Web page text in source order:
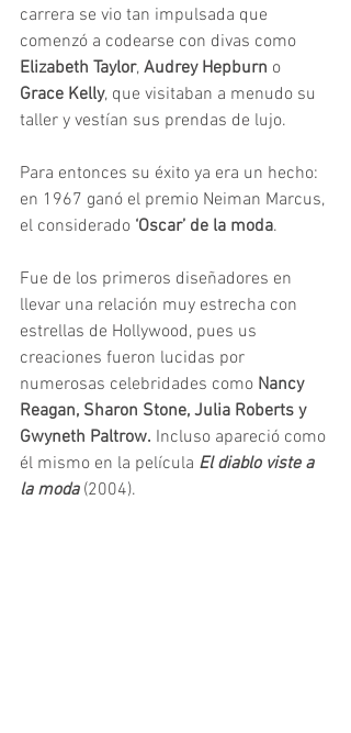
carrera se vio tan impulsada que
comenzó a codearse con divas como
Elizabeth Taylor, Audrey Hepburn o
Grace Kelly, que visitaban a menudo su
taller y vestían sus prendas de lujo.
Para entonces su éxito ya era un hecho:
en 1967 ganó el premio Neiman Marcus,
el considerado ‘Oscar’ de la moda.
Fue de los primeros diseñadores en
llevar una relación muy estrecha con
estrellas de Hollywood, pues us
creaciones fueron lucidas por
numerosas celebridades como Nancy
Reagan, Sharon Stone, Julia Roberts y
Gwyneth Paltrow. Incluso apareció como
él mismo en la película El diablo viste a
la moda (2004).